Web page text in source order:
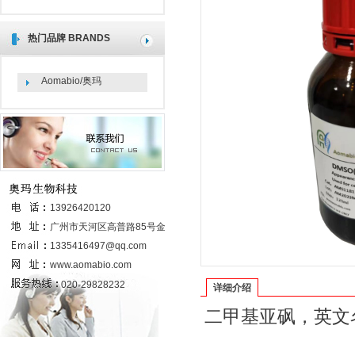
详细介绍
二甲基亚砜，英
热门品牌 BRANDS
Aomabio/奥玛
联系我们
13926420120
广州市天河区高普路85号金发科技园
6号楼437室
1335416497@qq.com
www.aomabio.com
020-29828232